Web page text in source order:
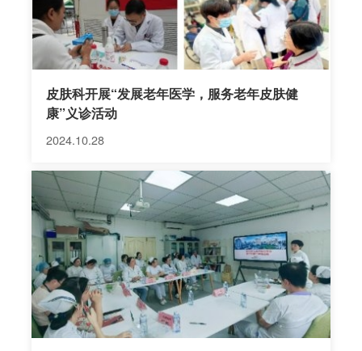
皮肤科开展“发展老年医学，服务老年皮肤健
康”义诊活动
2024.10.28